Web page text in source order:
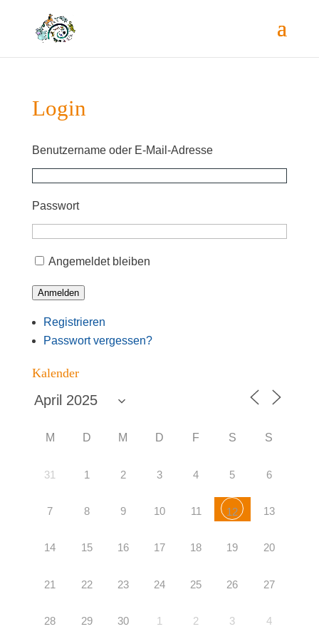
Log­in
Benut­zer­na­me oder E‑Mail-Adres­se
Pass­wort
Ange­mel­det bleiben
Anmelden
Regis­trie­ren
Pass­wort vergessen?
Kalen­der
M D M D F S S
31 1 2 3 4 5 6
7 8 9 10 11 12 13
14 15 16 17 18 19 20
21 22 23 24 25 26 27
28 29 30 1 2 3 4